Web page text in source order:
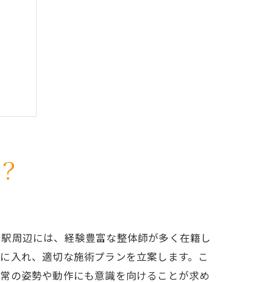
周辺には、経験豊富な整体師が多く在籍し
入れ、適切な施術プランを立案します。こ
の姿勢や動作にも意識を向けることが求め